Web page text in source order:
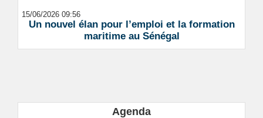
15/06/2026 09:56
Un nouvel élan pour l’emploi et la formation
maritime au Sénégal
Agenda